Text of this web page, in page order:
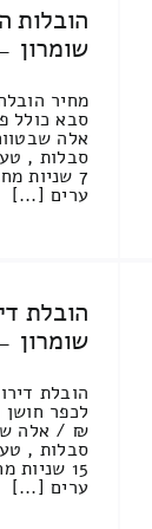
שומרון
ערים [...]
הובלת
שומרון
הובלת
ערים [...]